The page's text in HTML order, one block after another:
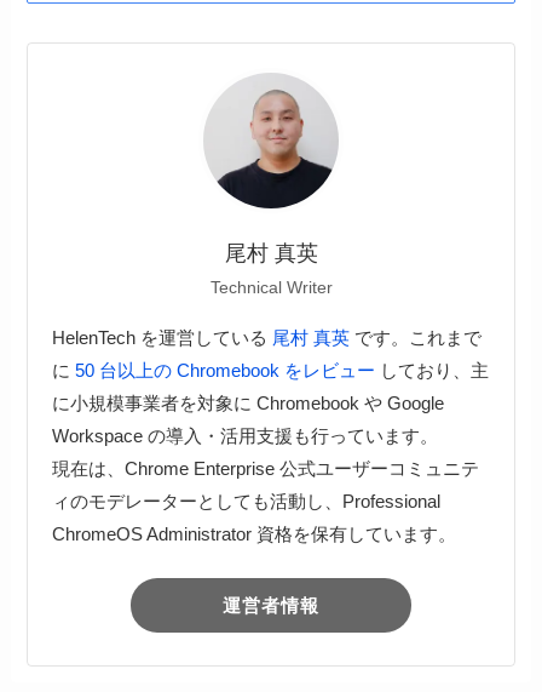
尾村 真英
Technical Writer
HelenTech を運営している 尾村 真英です。これまで
に 50 台以上の Chromebook をレビュー しており、主
に小規模事業者を対象に Chromebook や Google
Workspace の導入・活用支援も行っています。
現在は、Chrome Enterprise 公式ユーザーコミュニテ
ィのモデレーターとしても活動し、Professional
ChromeOS Administrator 資格を保有しています。
運営者情報